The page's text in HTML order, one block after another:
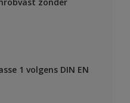
1 volgens DIN EN